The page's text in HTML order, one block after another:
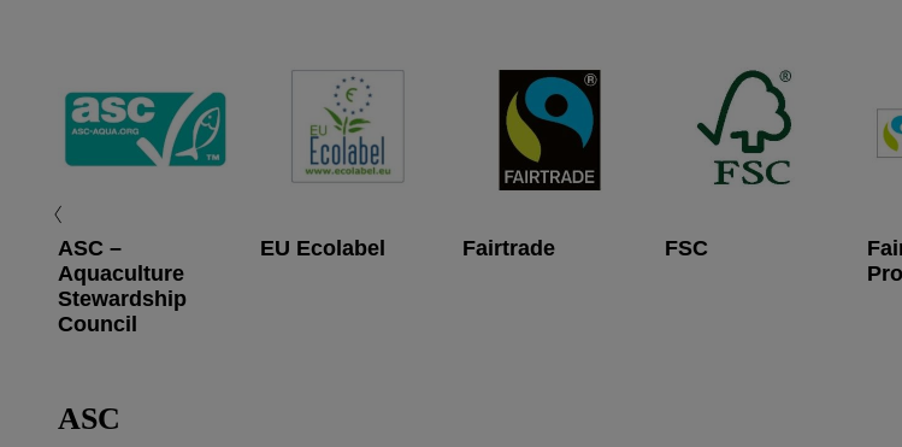
ASC –
Aquaculture
Stewardship
Council
EU Ecolabel Fairtrade FSC
ASC